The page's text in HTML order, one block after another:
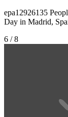
epa12926135
Day in Madrid,
6 / 8